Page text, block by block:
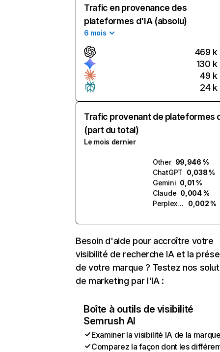
Trafic en provenance des
plateformes d'IA (absolu)
6 mois
469 k
130 k
49 k
24 k
Trafic provenant de plateformes
(part du total)
Le mois dernier
Other 99,946 %
ChatGPT 0,038 %
Gemini 0,01 %
Claude 0,004 %
Perplexity
0,002 %
Besoin d'aide pour accroître votre
visibilité de recherche IA et la
de votre marque ? Testez nos
de marketing par l'IA :
Boîte à outils de visibilité
Semrush AI
Examiner la visibilité IA de la
Comparez la façon dont les